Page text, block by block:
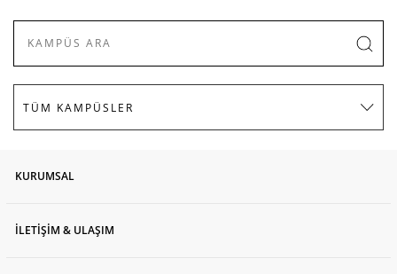
KURUMSAL
İLETİŞİM & ULAŞIM